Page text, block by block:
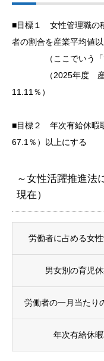
■目標１ 女性管理職の
者の割合を産業平均値
（ここでいう「管
（2025年度 産業
11.11％）
■目標２ 年次有給休暇
67.1％）以上にする
～女性活躍推進法
現在）
労働者に占める女
男女別の育児
労働者の一月当たり
年次有給休